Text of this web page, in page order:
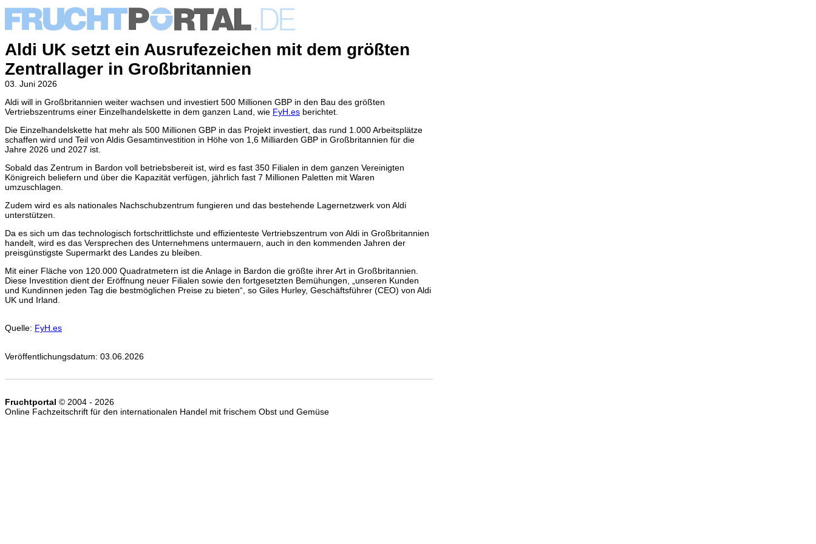
Aldi UK setzt ein Ausrufezeichen mit dem größten
Zentrallager in Großbritannien
03. Juni 2026
Aldi will in Großbritannien weiter wachsen und investiert 500 Millionen GBP in den Bau des größten
Vertriebszentrums einer Einzelhandelskette in dem ganzen Land, wie FyH.es berichtet.
Die Einzelhandelskette hat mehr als 500 Millionen GBP in das Projekt investiert, das rund 1.000 Arbeitsplätze
schaffen wird und Teil von Aldis Gesamtinvestition in Höhe von 1,6 Milliarden GBP in Großbritannien für die
Jahre 2026 und 2027 ist.
Sobald das Zentrum in Bardon voll betriebsbereit ist, wird es fast 350 Filialen in dem ganzen Vereinigten
Königreich beliefern und über die Kapazität verfügen, jährlich fast 7 Millionen Paletten mit Waren
umzuschlagen.
Zudem wird es als nationales Nachschubzentrum fungieren und das bestehende Lagernetzwerk von Aldi
unterstützen.
Da es sich um das technologisch fortschrittlichste und effizienteste Vertriebszentrum von Aldi in Großbritannien
handelt, wird es das Versprechen des Unternehmens untermauern, auch in den kommenden Jahren der
preisgünstigste Supermarkt des Landes zu bleiben.
Mit einer Fläche von 120.000 Quadratmetern ist die Anlage in Bardon die größte ihrer Art in Großbritannien.
Diese Investition dient der Eröffnung neuer Filialen sowie den fortgesetzten Bemühungen, „unseren Kunden
und Kundinnen jeden Tag die bestmöglichen Preise zu bieten“, so Giles Hurley, Geschäftsführer (CEO) von Aldi
UK und Irland.
Quelle: FyH.es
Veröffentlichungsdatum: 03.06.2026
Fruchtportal © 2004 - 2026
Online Fachzeitschrift für den internationalen Handel mit frischem Obst und Gemüse